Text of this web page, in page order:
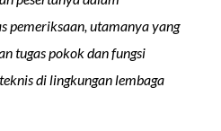
pemeriksaan, utamanya yang
tugas pokok dan fungsi
di lingkungan lembaga